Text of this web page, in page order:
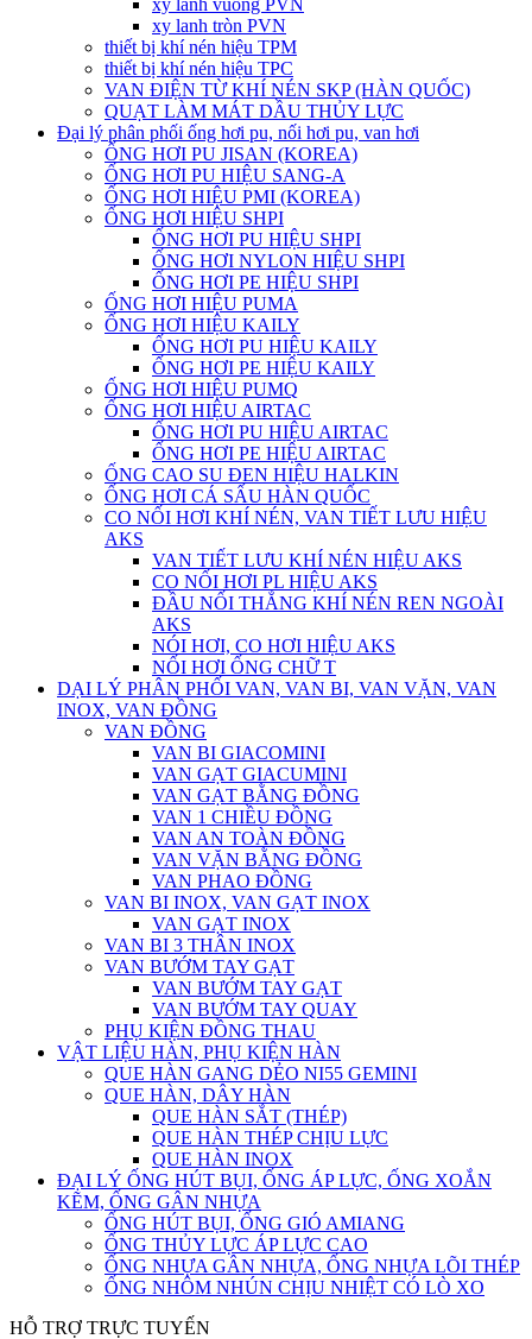
xy lanh vuông PVN
xy lanh tròn PVN
thiết bị khí nén hiệu TPM
thiết bị khí nén hiệu TPC
VAN ĐIỆN TỪ KHÍ NÉN SKP (HÀN QUỐC)
QUẠT LÀM MÁT DẦU THỦY LỰC
Đại lý phân phối ống hơi pu, nối hơi pu, van hơi
ỐNG HƠI PU JISAN (KOREA)
ỐNG HƠI PU HIỆU SANG-A
ỐNG HƠI HIỆU PMI (KOREA)
ỐNG HƠI HIỆU SHPI
ỐNG HƠI PU HIỆU SHPI
ỐNG HƠI NYLON HIỆU SHPI
ỐNG HƠI PE HIỆU SHPI
ỐNG HƠI HIỆU PUMA
ỐNG HƠI HIỆU KAILY
ỐNG HƠI PU HIỆU KAILY
ỐNG HƠI PE HIỆU KAILY
ỐNG HƠI HIỆU PUMQ
ỐNG HƠI HIỆU AIRTAC
ỐNG HƠI PU HIỆU AIRTAC
ỐNG HƠI PE HIỆU AIRTAC
ỐNG CAO SU ĐEN HIỆU HALKIN
ỐNG HƠI CÁ SẤU HÀN QUỐC
CO NỐI HƠI KHÍ NÉN, VAN TIẾT LƯU HIỆU
AKS
VAN TIẾT LƯU KHÍ NÉN HIỆU AKS
CO NỐI HƠI PL HIỆU AKS
ĐẦU NỐI THẲNG KHÍ NÉN REN NGOÀI
AKS
NÓI HƠI, CO HƠI HIỆU AKS
NỐI HƠI ỐNG CHỮ T
DẠI LÝ PHÂN PHỐI VAN, VAN BI, VAN VẶN, VAN
INOX, VAN ĐỒNG
VAN ĐỒNG
VAN BI GIACOMINI
VAN GẠT GIACUMINI
VAN GẠT BẰNG ĐỒNG
VAN 1 CHIỀU ĐỒNG
VAN AN TOÀN ĐỒNG
VAN VẶN BẰNG ĐỒNG
VAN PHAO ĐỒNG
VAN BI INOX, VAN GẠT INOX
VAN GẠT INOX
VAN BI 3 THÂN INOX
VAN BƯỚM TAY GẠT
VAN BƯỚM TAY GẠT
VAN BƯỚM TAY QUAY
PHỤ KIỆN ĐỒNG THAU
VẬT LIỆU HÀN, PHỤ KIỆN HÀN
QUE HÀN GANG DẺO NI55 GEMINI
QUE HÀN, DÂY HÀN
QUE HÀN SẮT (THÉP)
QUE HÀN THÉP CHỊU LỰC
QUE HÀN INOX
ĐẠI LÝ ỐNG HÚT BỤI, ỐNG ÁP LỰC, ỐNG XOẮN
KẼM, ỐNG GÂN NHỰA
ỐNG HÚT BỤI, ỐNG GIÓ AMIANG
ỐNG THỦY LỰC ÁP LỰC CAO
ỐNG NHỰA GÂN NHỰA, ỐNG NHỰA LÕI THÉP
ỐNG NHÔM NHÚN CHỊU NHIỆT CÓ LÒ XO
HỖ TRỢ TRỰC TUYẾN